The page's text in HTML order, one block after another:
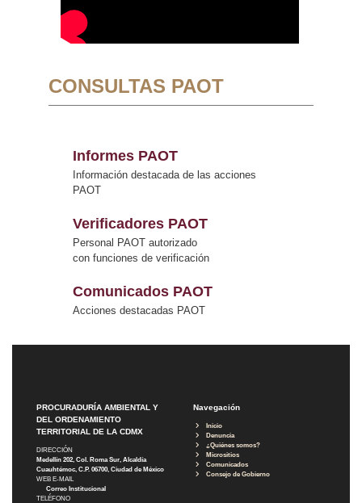
CONSULTAS PAOT
Informes PAOT
Información destacada de las acciones
PAOT
Verificadores PAOT
Personal PAOT autorizado
con funciones de verificación
Comunicados PAOT
Acciones destacadas PAOT
PROCURADURÍA AMBIENTAL Y
DEL ORDENAMIENTO
TERRITORIAL DE LA CDMX
DIRECCIÓN
Medellín 202, Col. Roma Sur, Alcaldía
Cuauhtémoc, C.P. 06700, Ciudad de México
WEB E-MAIL
Correo Institucional
TELÉFONO
Navegación
Inicio
Denuncia
¿Quiénes somos?
Micrositios
Comunicados
Consejo de Gobierno